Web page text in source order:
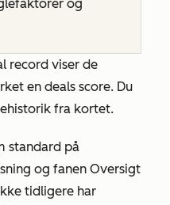
og
record viser de
en deals score. Du
fra kortet.
standard på
og fanen Oversigt
tidligere har